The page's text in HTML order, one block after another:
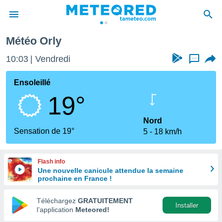
de
en
Météo Orly
10:03 Vendredi ...
Ensoleillé
19°
Sensation de 19°
Nord
5
18 km/h
Flash info
Une nouvelle canicule attendue la semaine
prochaine en France !
Téléchargez GRATUITEMENT
l’application Meteored!
Installer